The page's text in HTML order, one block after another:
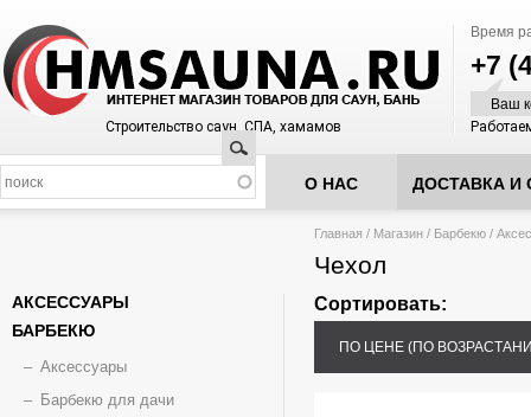
Время
+7
Ваш
Строительство саун, СПА, хамамов
Поиск
О НАС ДОСТАВКА И
Вы здесь
Главная / Магазин / Барбекю /
Чехол
Сортировать:
ПО ЦЕНЕ (ПО
АКСЕССУАРЫ
БАРБЕКЮ
Аксессуары
Барбекю для дачи